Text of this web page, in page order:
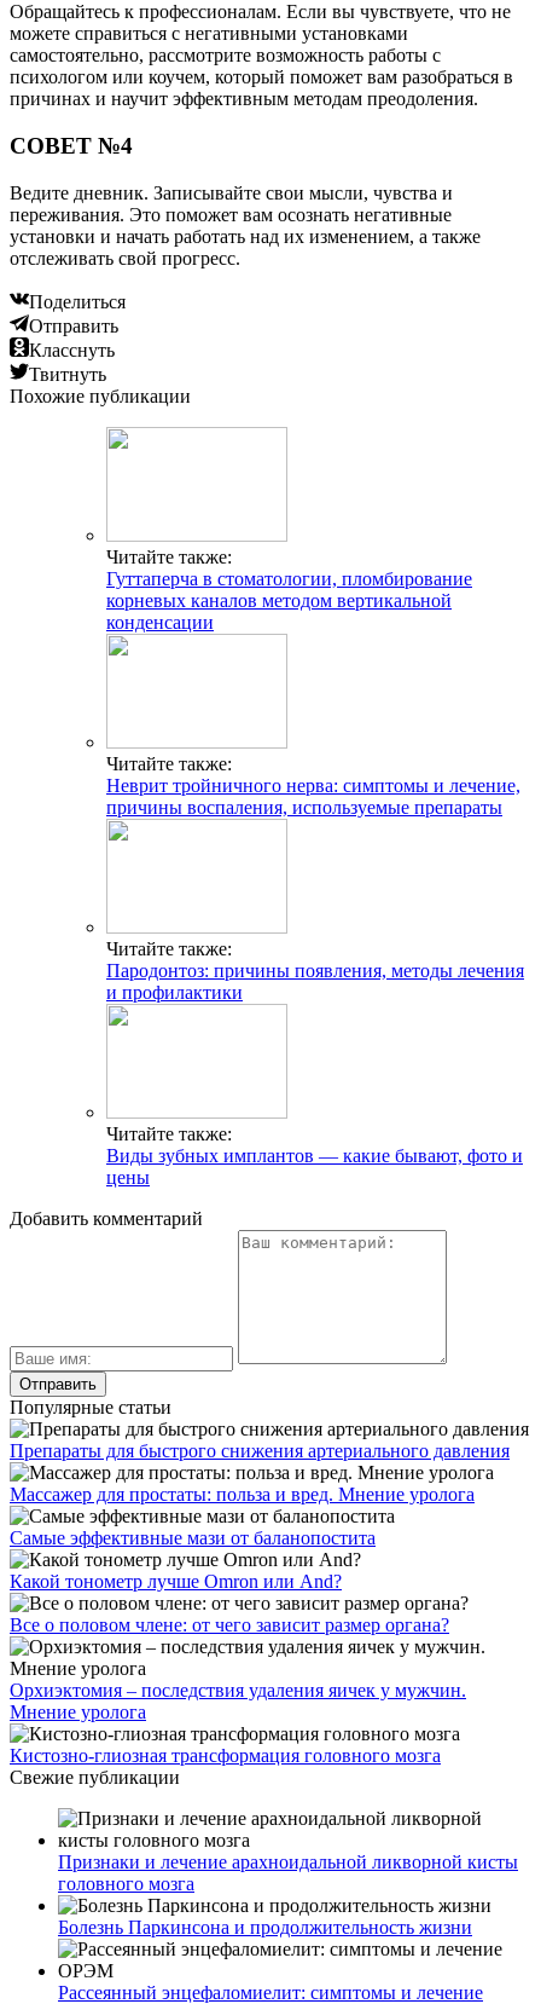
Обращайтесь к профессионалам. Если вы чувствуете, что не
можете справиться с негативными установками
самостоятельно, рассмотрите возможность работы с
психологом или коучем, который поможет вам разобраться в
причинах и научит эффективным методам преодоления.
СОВЕТ №4
Ведите дневник. Записывайте свои мысли, чувства и
переживания. Это поможет вам осознать негативные
установки и начать работать над их изменением, а также
отслеживать свой прогресс.
Поделиться
Отправить
Класснуть
Твитнуть
Похожие публикации
Читайте также:
Гуттаперча в стоматологии, пломбирование
корневых каналов методом вертикальной
конденсации
Читайте также:
Неврит тройничного нерва: симптомы и лечение,
причины воспаления, используемые препараты
Читайте также:
Пародонтоз: причины появления, методы лечения
и профилактики
Читайте также:
Виды зубных имплантов — какие бывают, фото и
цены
Добавить комментарий
Популярные статьи
Препараты для быстрого снижения артериального давления
Массажер для простаты: польза и вред. Мнение уролога
Самые эффективные мази от баланопостита
Какой тонометр лучше Omron или And?
Все о половом члене: от чего зависит размер органа?
Орхиэктомия – последствия удаления яичек у мужчин.
Мнение уролога
Кистозно-глиозная трансформация головного мозга
Свежие публикации
Признаки и лечение арахноидальной ликворной кисты
головного мозга
Болезнь Паркинсона и продолжительность жизни
Рассеянный энцефаломиелит: симптомы и лечение